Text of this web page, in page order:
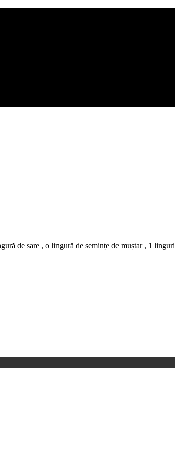
de sare , o lingură de semințe de muștar , 1